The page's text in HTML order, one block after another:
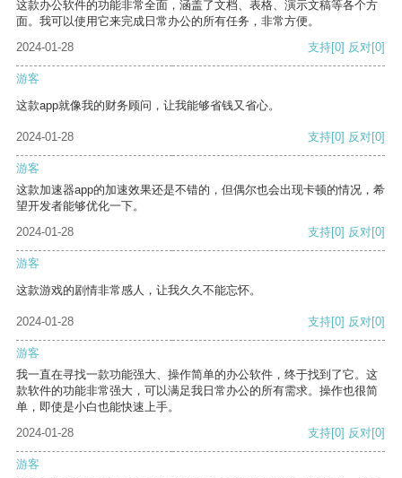
这款办公软件的功能非常全面，涵盖了文档、表格、演示文稿等各个方
面。我可以使用它来完成日常办公的所有任务，非常方便。
2024-01-28
支持[0] 反对[0]
游客
这款app就像我的财务顾问，让我能够省钱又省心。
2024-01-28 支持[0] 反对[0]
游客
这款加速器app的加速效果还是不错的，但偶尔也会出现卡顿的情况，希
望开发者能够优化一下。
2024-01-28
支持[0] 反对[0]
游客
这款游戏的剧情非常感人，让我久久不能忘怀。
2024-01-28 支持[0] 反对[0]
游客
我一直在寻找一款功能强大、操作简单的办公软件，终于找到了它。这
款软件的功能非常强大，可以满足我日常办公的所有需求。操作也很简
单，即使是小白也能快速上手。
2024-01-28
支持[0] 反对[0]
游客